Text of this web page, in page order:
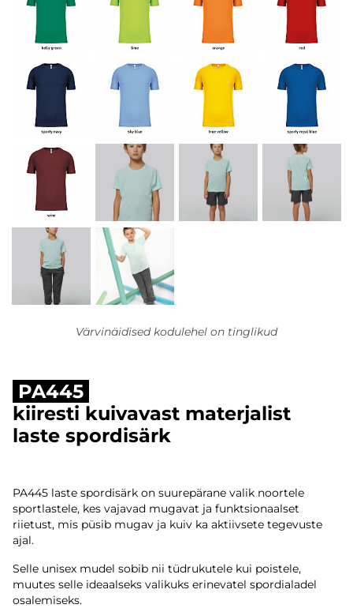
Värvinäidised kodulehel on tinglikud
PA445
kiiresti kuivavast materjalist
laste spordisärk
PA445 laste spordisärk on suurepärane valik noortele
sportlastele, kes vajavad mugavat ja funktsionaalset
riietust, mis püsib mugav ja kuiv ka aktiivsete tegevuste
ajal.
Selle unisex mudel sobib nii tüdrukutele kui poistele,
muutes selle ideaalseks valikuks erinevatel spordialadel
osalemiseks.